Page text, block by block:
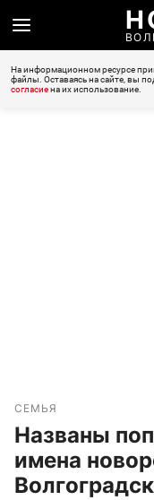
На информационном ресурсе
файлы. Оставаясь на сайте, вы
согласиена их использование.
СЕМЬЯ
Названы
имена